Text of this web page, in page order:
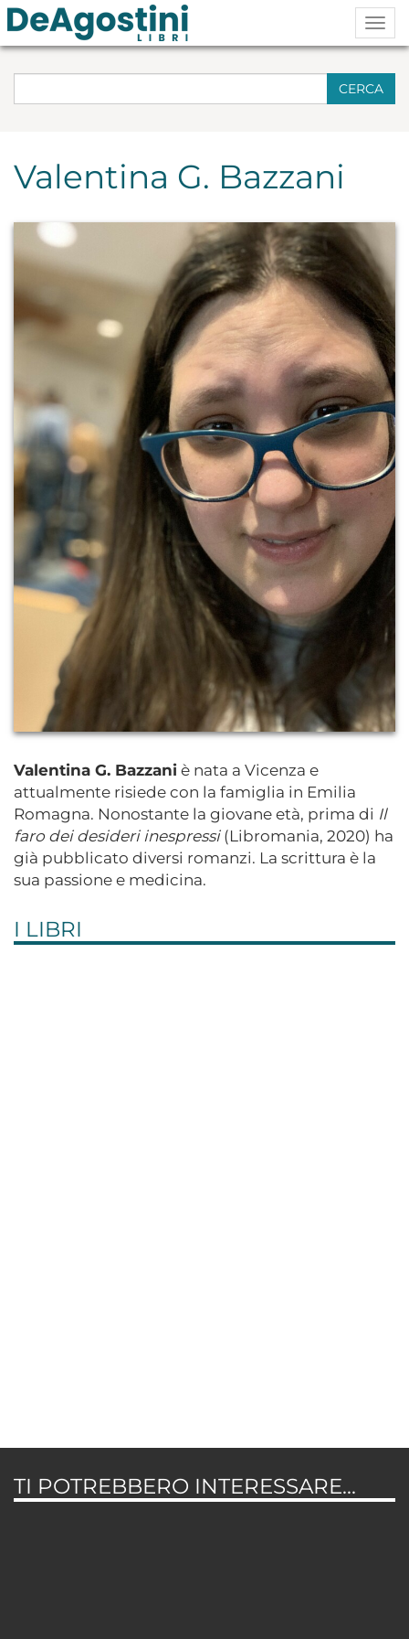
CERCA
Valentina G. Bazzani
Valentina G. Bazzani è nata a Vicenza e
attualmente risiede con la famiglia in Emilia
Romagna. Nonostante la giovane età, prima di Il
faro dei desideri inespressi(Libromania, 2020) ha
già pubblicato diversi romanzi. La scrittura è la
sua passione e medicina.
I LIBRI
TI POTREBBERO INTERESSARE...